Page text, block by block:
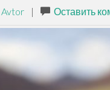
Avtor | Оставить